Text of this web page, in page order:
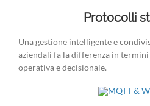
Protocolli
Una gestione intelligente e
aziendali fa la differenza in
operativa e decisionale.